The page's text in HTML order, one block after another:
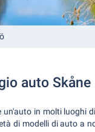
auto
un'auto in molti luoghi
di modelli di auto a